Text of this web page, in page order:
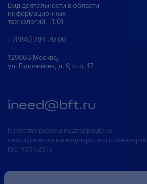
Вид деятельности в области
информационных
технологий – 1.01
+7(495) 784-70-00
129085 Москва,
ул. Годовикова, д. 9, стр. 17
ineed@bft.ru
Качество работы подтверждено
сертификатом международного стандарта
ISO 9001:2015